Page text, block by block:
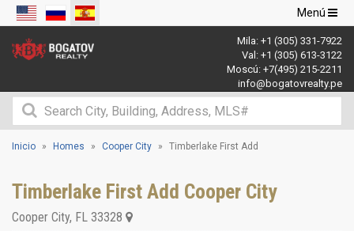
Navegación
de
palanca
Menú
Mila: +1 (305) 331-7922
Val: +1 (305) 613-3122
Moscú: +7(495) 215-2211
info@bogatovrealty.pe
Inicio Homes Cooper City Timberlake First Add
Timberlake First Add Cooper City
Cooper City, FL 33328